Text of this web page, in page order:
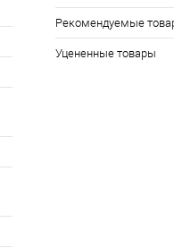
Рекомендуемые
Уцененные товары